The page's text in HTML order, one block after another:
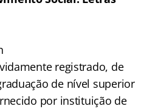
registrado, de
de nível superior
por instituição de